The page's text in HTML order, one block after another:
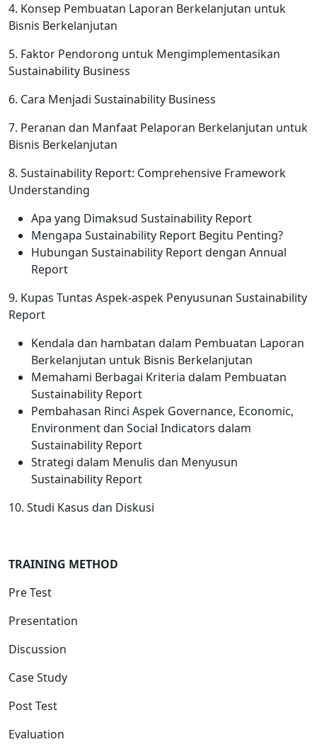
4. Konsep Pembuatan Laporan Berkelanjutan untuk
Bisnis Berkelanjutan
5. Faktor Pendorong untuk Mengimplementasikan
Sustainability Business
6. Cara Menjadi Sustainability Business
7. Peranan dan Manfaat Pelaporan Berkelanjutan untuk
Bisnis Berkelanjutan
8. Sustainability Report: Comprehensive Framework
Understanding
Apa yang Dimaksud Sustainability Report
Mengapa Sustainability Report Begitu Penting?
Hubungan Sustainability Report dengan Annual
Report
9. Kupas Tuntas Aspek-aspek Penyusunan Sustainability
Report
Kendala dan hambatan dalam Pembuatan Laporan
Berkelanjutan untuk Bisnis Berkelanjutan
Memahami Berbagai Kriteria dalam Pembuatan
Sustainability Report
Pembahasan Rinci Aspek Governance, Economic,
Environment dan Social Indicators dalam
Sustainability Report
Strategi dalam Menulis dan Menyusun
Sustainability Report
10. Studi Kasus dan Diskusi
TRAINING METHOD
Pre Test
Presentation
Discussion
Case Study
Post Test
Evaluation